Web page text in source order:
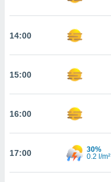
aunque
no
acceder a
abono
14:00
15:00
16:00
17:00
30%
0.2 l/m²